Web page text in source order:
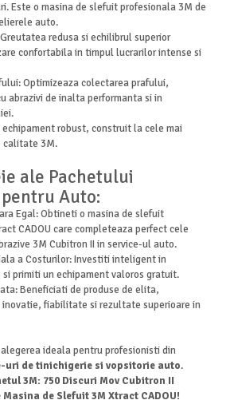
Este o masina de slefuit profesionala 3M de
auto.
redusa si echilibrul superior
confortabila in timpul lucrarilor intense si
Optimizeaza colectarea prafului,
abrazivi de inalta performanta si in
robust, construit la cele mai
calitate 3M.
ale Pachetului
Auto:
Egal: Obtineti o masina de slefuit
CADOU care completeaza perfect cele
3M Cubitron II in service-ul auto.
a Costurilor: Investiti inteligent in
primiti un echipament valoros gratuit.
Beneficiati de produse de elita,
inovatie, fiabilitate si rezultate superioare in
ideala pentru profesionisti din
uri de tinichigerie si vopsitorie auto.
3M: 750 Discuri Mov Cubitron II
de Slefuit 3M Xtract CADOU!